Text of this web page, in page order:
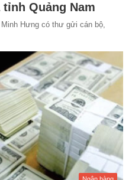
Quảng Nam
Hưng có thư gửi cán bộ,